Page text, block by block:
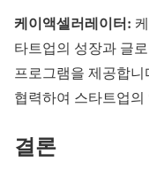
케이액셀러레이터:
타트업의 성장과 글
프로그램을 제공합
협력하여 스타트업의
결론